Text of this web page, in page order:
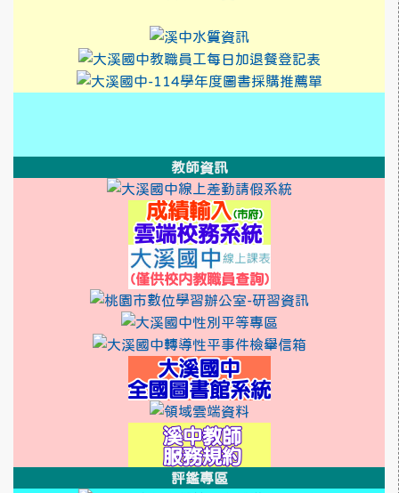
link to https://
link to https://
link to http://
link to https://
link to
link to
link to
link to
link to https://
link to http://
link to https://
link to https://
link to http://
link to https://
link to https://
link to https://
教師資訊
link to http://
link to https://
link to https://
link to https://
link to http://
link to
link to
link to
link to http://
link to https://
link to https://
link to http://
link to
link to
link to https://
link to https://
link to https://
評鑑專區